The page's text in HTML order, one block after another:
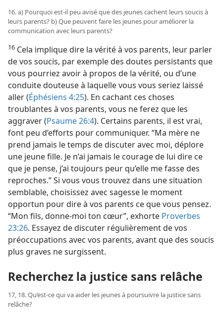
16. a) Pourquoi est-​il peu avisé que des jeunes cachent leurs soucis à
leurs parents? b) Que peuvent faire les jeunes pour améliorer la
communication avec leurs parents?
16 Cela implique dire la vérité à vos parents, leur parler
de vos soucis, par exemple des doutes persistants que
vous pourriez avoir à propos de la vérité, ou d’une
conduite douteuse à laquelle vous vous seriez laissé
aller (Éphésiens 4:25). En cachant ces choses
troublantes à vos parents, vous ne ferez que les
aggraver (Psaume 26:4). Certains parents, il est vrai,
font peu d’efforts pour communiquer. “Ma mère ne
prend jamais le temps de discuter avec moi, déplore
une jeune fille. Je n’ai jamais le courage de lui dire ce
que je pense, j’ai toujours peur qu’elle me fasse des
reproches.” Si vous vous trouvez dans une situation
semblable, choisissez avec sagesse le moment
opportun pour dire à vos parents ce que vous pensez.
“Mon fils, donne-​moi ton cœur”, exhorte Proverbes
23:26. Essayez de discuter régulièrement de vos
préoccupations avec vos parents, avant que des soucis
plus graves ne surgissent.
Recherchez la justice sans relâche
17, 18. Qu’est-​ce qui va aider les jeunes à poursuivre la justice sans
relâche?